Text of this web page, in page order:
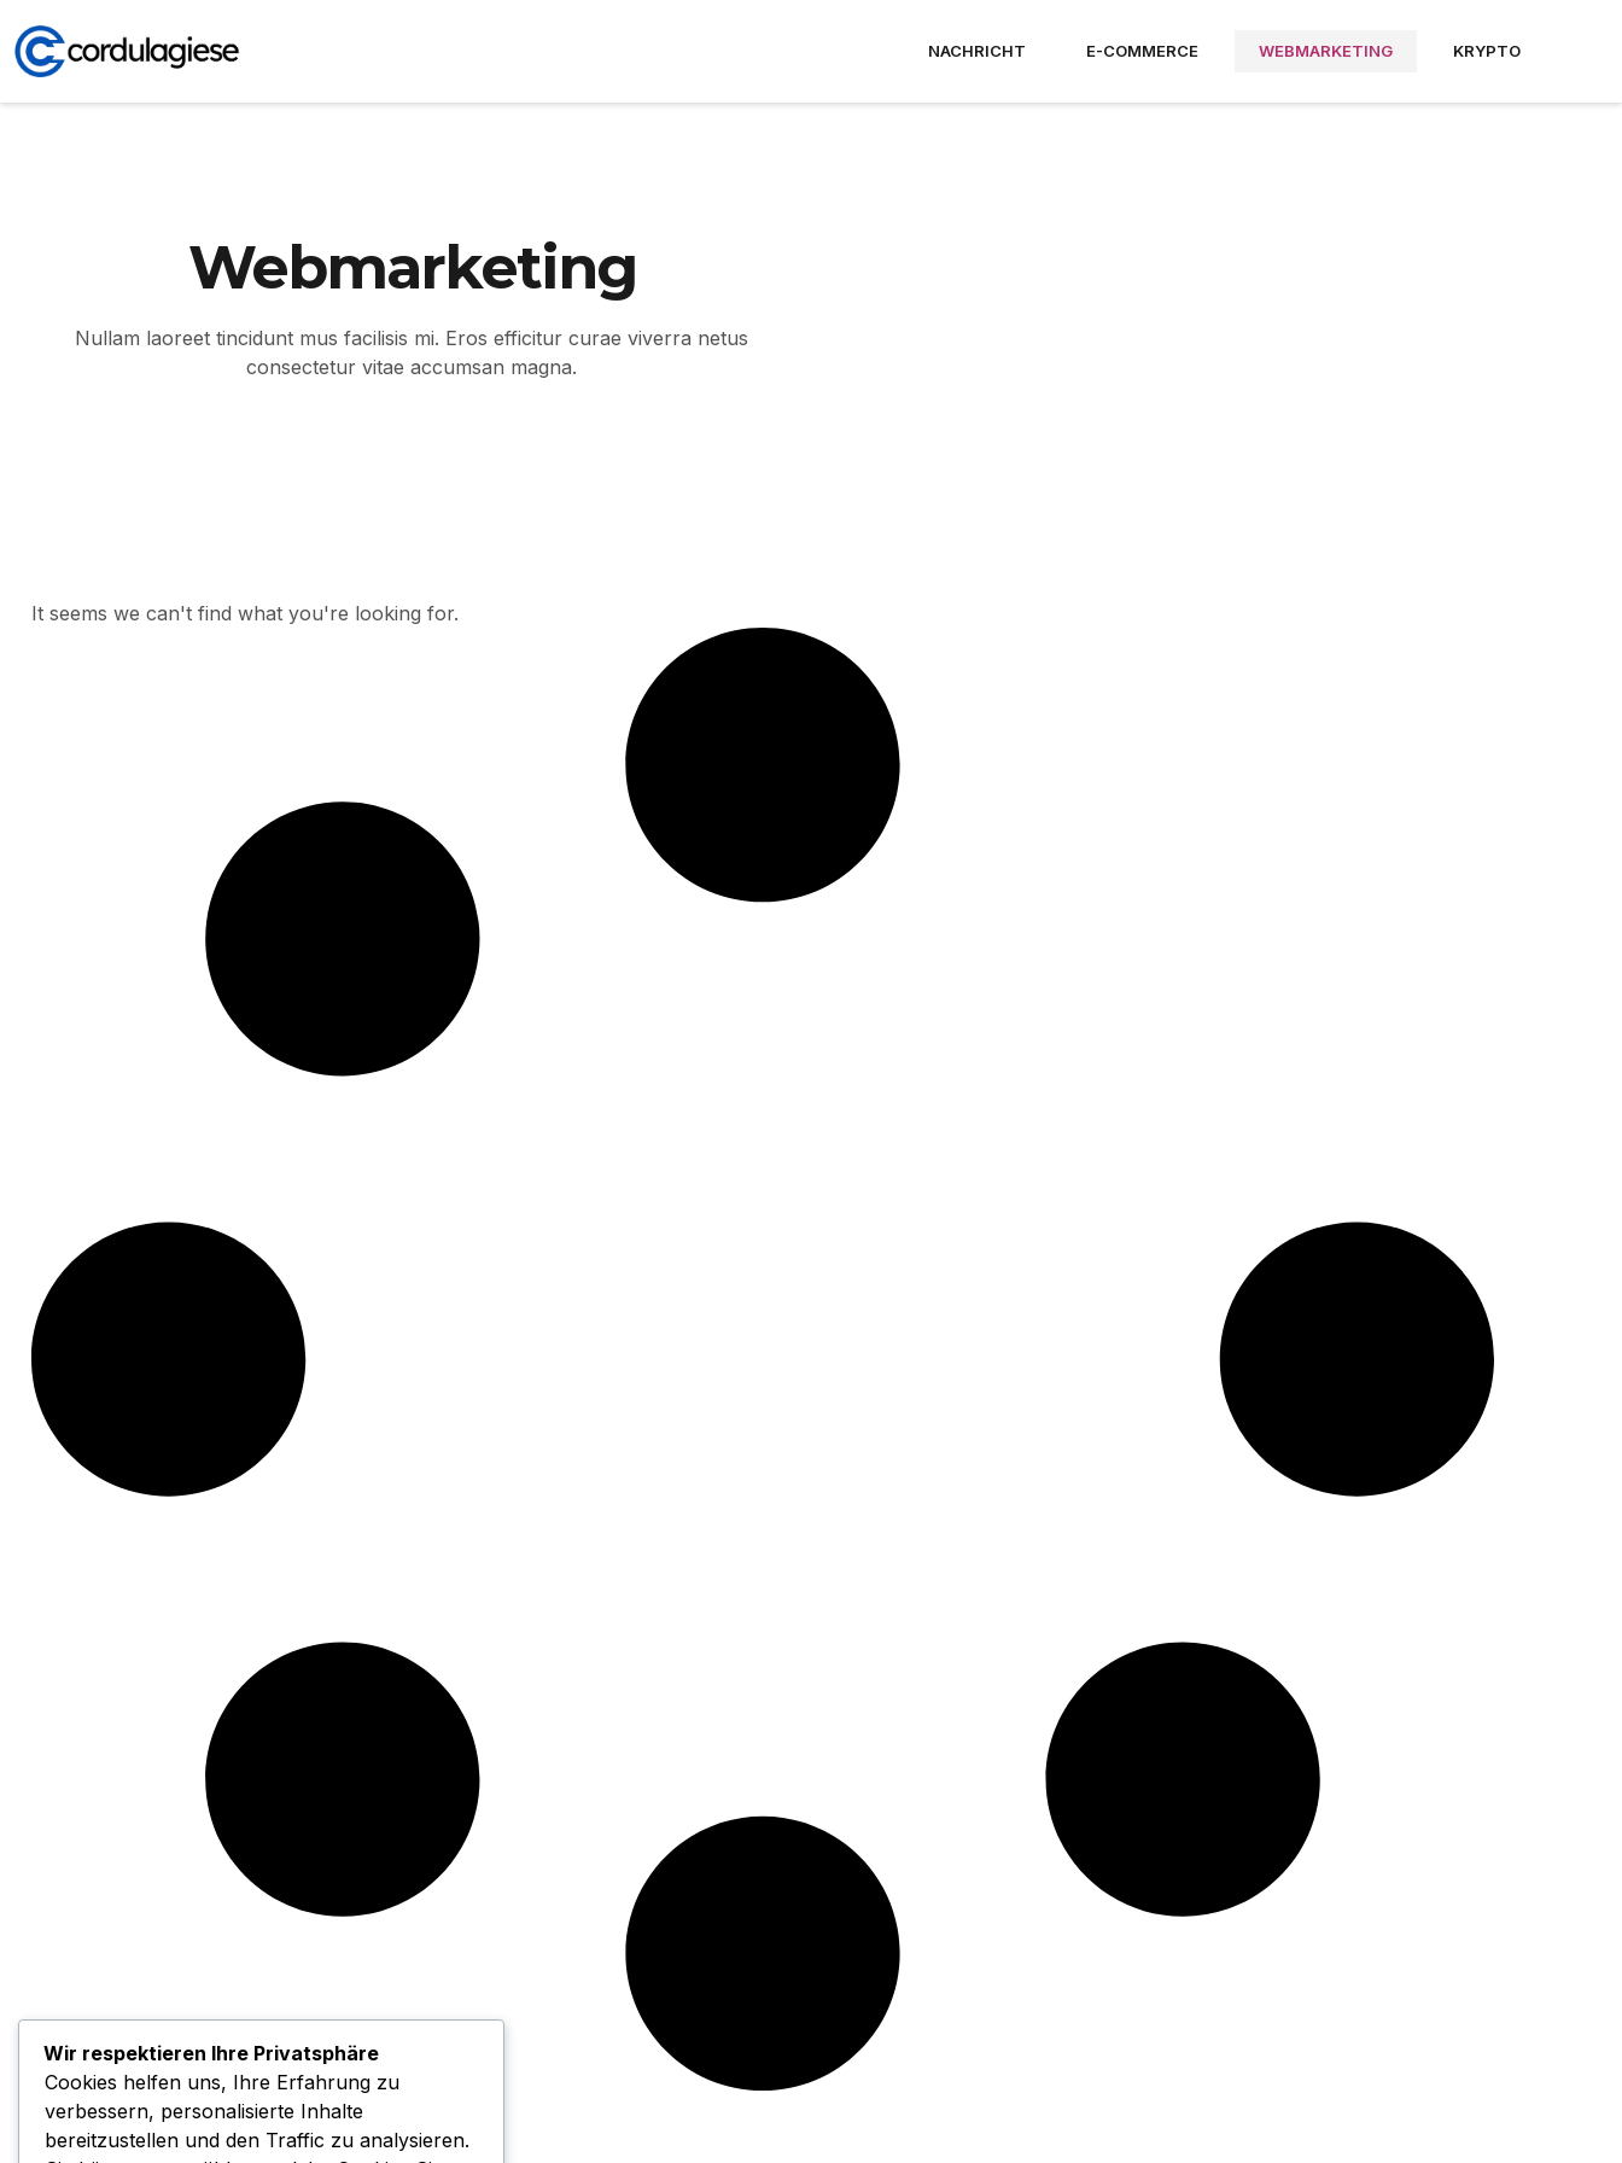
NACHRICHT E-COMMERCE WEBMARKETING KRYPTO
Webmarketing
Nullam laoreet tincidunt mus facilisis mi. Eros efficitur curae viverra netus
consectetur vitae accumsan magna.
It seems we can't find what you're looking for.
Wir respektieren Ihre Privatsphäre
Cookies helfen uns, Ihre Erfahrung zu
verbessern, personalisierte Inhalte
bereitzustellen und den Traffic zu analysieren.